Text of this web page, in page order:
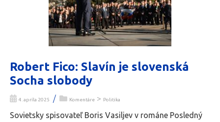
Robert Fico: Slavín je slovenská
Socha slobody
4. apríla 2025 / Komentáre > Politika
Sovietsky spisovateľ Boris Vasiljev v románe Posledný